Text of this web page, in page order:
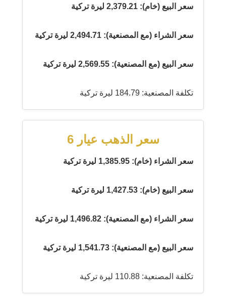
سعر البيع (خام): 2,379.21 ليرة تركية
سعر الشراء (مع المصنعية): 2,494.71 ليرة تركية
سعر البيع (مع المصنعية): 2,569.55 ليرة تركية
تكلفة المصنعية: 184.79 ليرة تركية
سعر الذهب عيار 6
سعر الشراء (خام): 1,385.95 ليرة تركية
سعر البيع (خام): 1,427.53 ليرة تركية
سعر الشراء (مع المصنعية): 1,496.82 ليرة تركية
سعر البيع (مع المصنعية): 1,541.73 ليرة تركية
تكلفة المصنعية: 110.88 ليرة تركية